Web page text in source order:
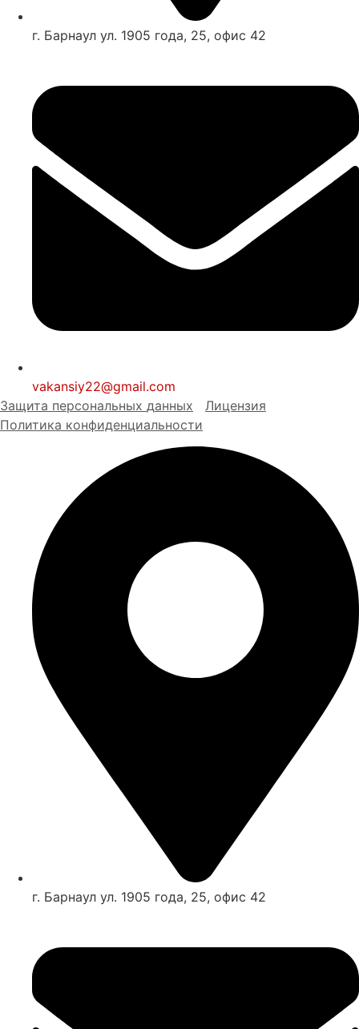
г. Барнаул ул. 1905 года, 25, офис 42
vakansiy22@gmail.com
Защита персональных данных
Лицензия
Политика конфиденциальности
г. Барнаул ул. 1905 года, 25, офис 42